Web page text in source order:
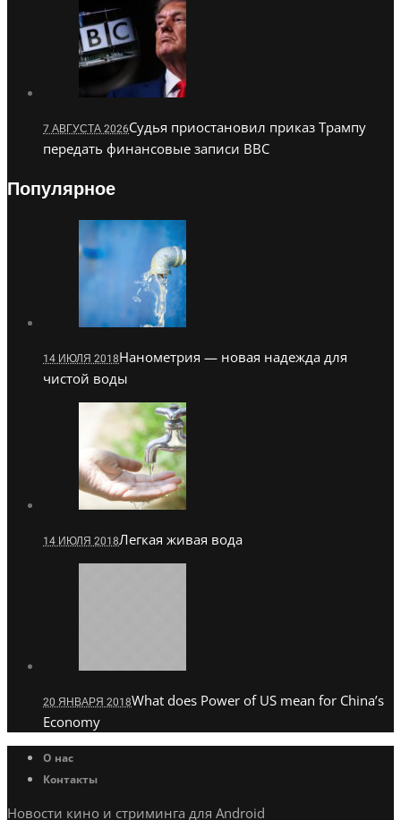
7 АВГУСТА 2026Судья приостановил приказ Трампу
передать финансовые записи BBC
Популярное
14 ИЮЛЯ 2018Нанометрия — новая надежда для
чистой воды
14 ИЮЛЯ 2018Легкая живая вода
20 ЯНВАРЯ 2018What does Power of US mean for China’s
Economy
О нас
Контакты
Новости кино и стриминга для Android